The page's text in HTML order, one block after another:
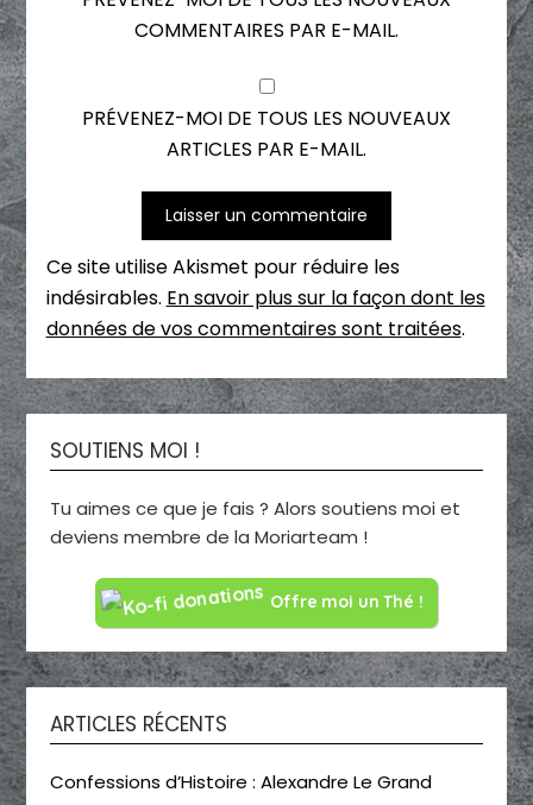
COMMENTAIRES PAR E-MAIL.
PRÉVENEZ-MOI DE TOUS LES NOUVEAUX
ARTICLES PAR E-MAIL.
Ce site utilise Akismet pour réduire les
indésirables. En savoir plus sur la façon dont les
données de vos commentaires sont traitées.
SOUTIENS MOI !
Tu aimes ce que je fais ? Alors soutiens moi et
deviens membre de la Moriarteam !
Offre moi un Thé !
ARTICLES RÉCENTS
Confessions d’Histoire : Alexandre Le Grand